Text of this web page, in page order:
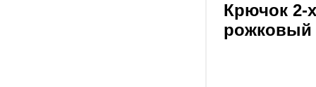
Крючок 2-х
рожковый